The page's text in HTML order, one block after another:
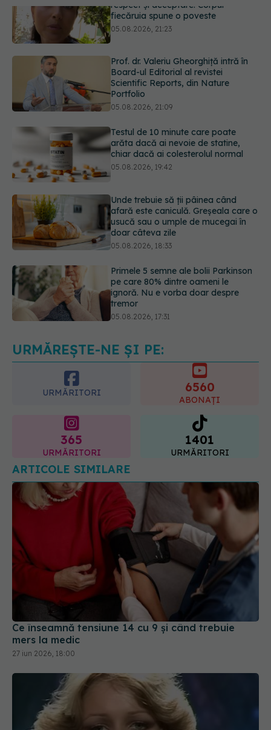
Prof. dr. Valeriu Gheorghiță intră în
Board-ul Editorial al revistei
Portfolio
05.08.2026, 21:09
Testul de 10 minute care poate
arăta dacă ai nevoie de statine,
05.08.2026, 19:42
Unde trebuie să ții pâinea când
afară este caniculă. Greșeala care o
doar câteva zile
05.08.2026, 18:33
Primele 5 semne ale bolii Parkinson
pe care 80% dintre oameni le
tremor
05.08.2026, 17:31
Gabriela Cristea, manifest pentru
respect și acceptare: Corpul
URMĂREȘTE-NE ȘI PE:
URMĂRITORI 6560
ABONAȚI
365
URMĂRITORI
1401
URMĂRITORI
ARTICOLE SIMILARE
Ce înseamnă tensiune 14 cu 9 și când trebuie
mers la medic
27 iun 2026, 18:00